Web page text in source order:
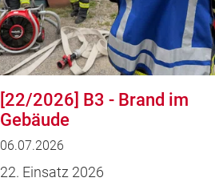
[22/2026] B3 - Brand im
Gebäude
06.07.2026
22. Einsatz 2026